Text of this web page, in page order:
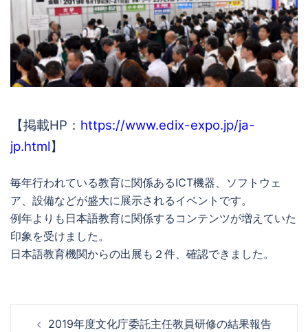
【掲載HP： https://www.edix-expo.jp/ja-
jp.html】
毎年行われている教育に関係あるICT機器、ソフトウェ
ア、設備などが盛大に展示されるイベントです。
例年よりも日本語教育に関係するコンテンツが増えていた
印象を受けました。
日本語教育機関からの出展も２件、確認できました。
2019年度文化庁委託主任教員研修の結果報告